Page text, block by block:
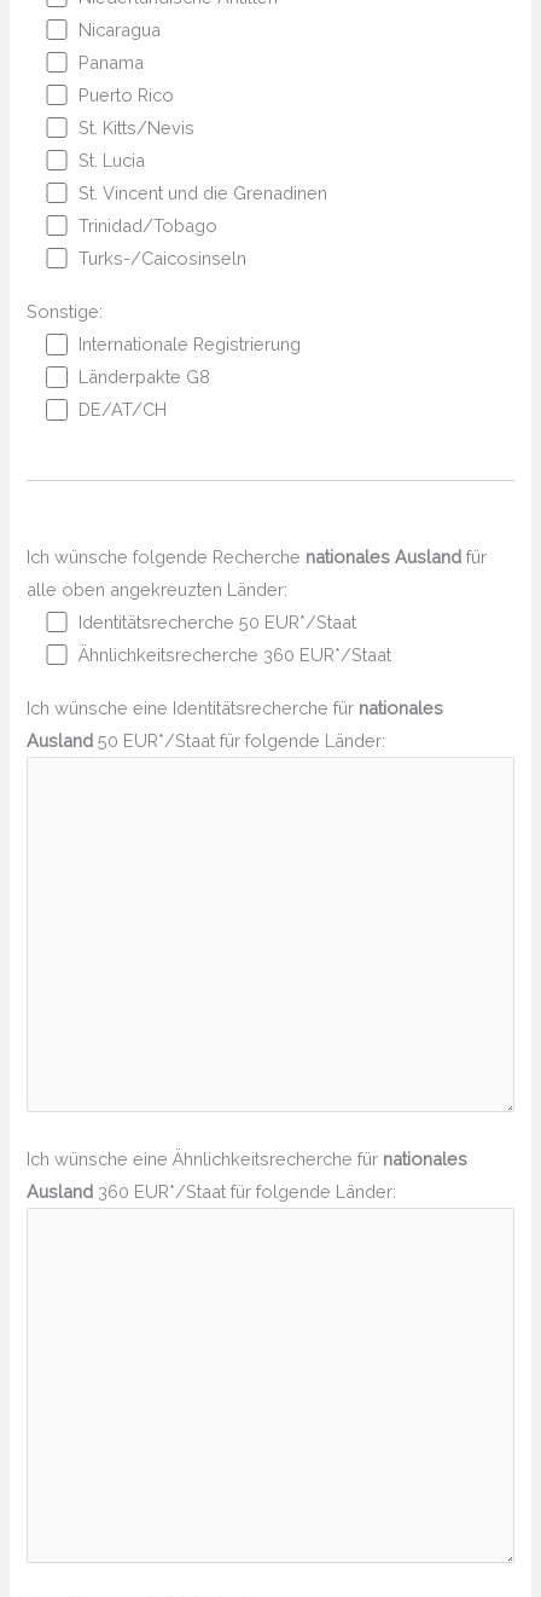
Nicaragua
Panama
Puerto Rico
St. Kitts/Nevis
St. Lucia
St. Vincent und die Grenadinen
Trinidad/Tobago
Turks-/Caicosinseln
Sonstige:
Internationale Registrierung
Länderpakte G8
DE/AT/CH
Ich wünsche folgende Recherche nationales Ausland für
alle oben angekreuzten Länder:
Identitätsrecherche 50 EUR*/Staat
Ähnlichkeitsrecherche 360 EUR*/Staat
Ich wünsche eine Identitätsrecherche für nationales
Ausland 50 EUR*/Staat für folgende Länder:
Ich wünsche eine Ähnlichkeitsrecherche für nationales
Ausland 360 EUR*/Staat für folgende Länder: